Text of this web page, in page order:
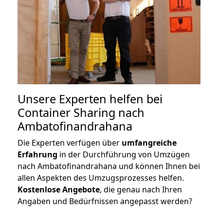
Unsere Experten helfen bei
Container Sharing nach
Ambatofinandrahana
Die Experten verfügen über umfangreiche
Erfahrung in der Durchführung von Umzügen
nach Ambatofinandrahana und können Ihnen bei
allen Aspekten des Umzugsprozesses helfen.
Kostenlose Angebote, die genau nach Ihren
Angaben und Bedürfnissen angepasst werden?